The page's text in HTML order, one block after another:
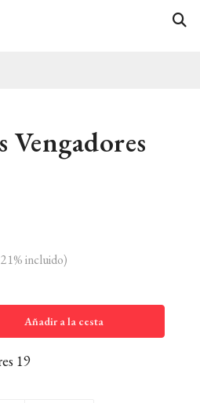
Vengadores
incluido)
Añadir a la cesta
19